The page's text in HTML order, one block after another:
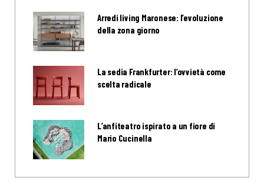
Arredi living Maronese: l’evoluzione
della zona giorno
La sedia Frankfurter: l’ovvietà come
scelta radicale
L’anfiteatro ispirato a un fiore di
Mario Cucinella